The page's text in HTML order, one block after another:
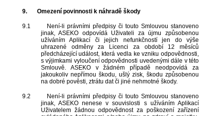
9. Omezení povinnosti k náhradě škody
9.1
Není-li právními předpisy či touto Smlouvou stanoveno
jinak, ASEKO odpovídá Uživateli za újmu způsobenou
užíváním Aplikací či jejich nefunkčností jen do výše
uhrazené odměny za Licenci za období 12 měsíců
předcházející událost, která vedla ke vzniku odpovědnosti,
s výjimkami vyloučení odpovědnosti uvedenými dále v této
Smlouvě. ASEKO v žádném případě neodpovídá za
jakoukoliv nepřímou škodu, ušlý zisk, škodu způsobenou
na dobré pověsti, ztrátu dat či jiné nehmotné škody.
9.2
Není-li právními předpisy či touto Smlouvou stanoveno
jinak, ASEKO nenese v souvislosti s užíváním Aplikací
Uživatelem žádnou odpovědnost za poškození zařízení